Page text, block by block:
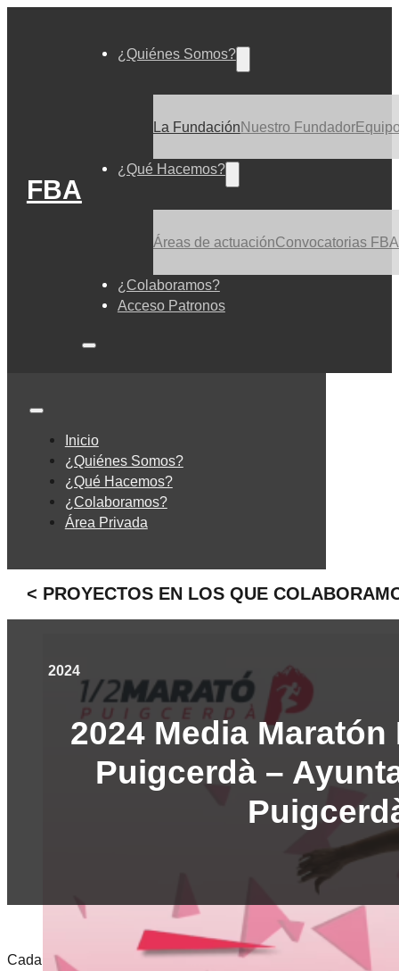
FBA
¿Quiénes Somos?
La FundaciónNuestro Fundador
¿Qué Hacemos?
Áreas de actuaciónConvocatorias FBA
¿Colaboramos?
Acceso Patronos
Inicio
¿Quiénes Somos?
¿Qué Hacemos?
¿Colaboramos?
Área Privada
< PROYECTOS EN LOS QUE
2024
2024 Media
Puigcerdà –
Cada año por la Maratón de Puigcerdá el Ayuntamiento de